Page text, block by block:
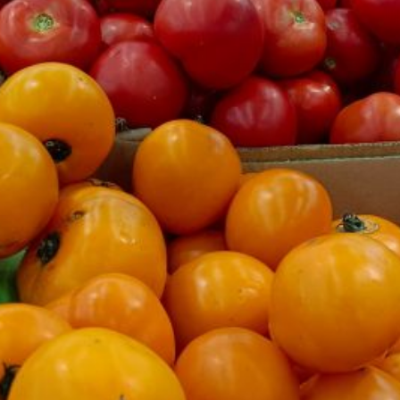
Дегтярева, - Поручил
министерству сельского
хозяйства и продовольствия
края уже в первом квартале
года начать прием заявок
на предоставление субсидии.
Сегодня в Хабаровском крае
действует 5 крупных
тепличных комплексов. За
последние годы объем
производства овощей в них
благодаря действующей
господдержке уже увеличился
более чем на 50%. Фермеры
выращивают огурцы, томаты,
перцы, баклажаны и зелень.
За пять лет объем сбора
овощей закрытого грунта
вырос с 1,9 тыс. тонн до 3 тыс.
тонн. Единственным
предприятием в северо-
восточной части края является
ООО «Агрокомплекс «Восток».